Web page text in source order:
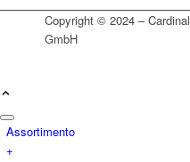
Copyright © 2024 – Cardinal
GmbH
Assortimento
+